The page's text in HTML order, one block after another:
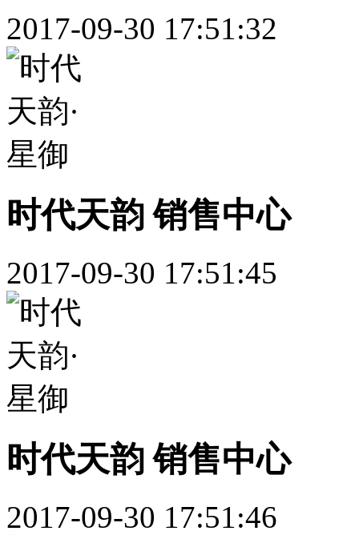
2017-09-30 17:51:32
时代天韵 销售中心
2017-09-30 17:51:45
时代天韵 销售中心
2017-09-30 17:51:46